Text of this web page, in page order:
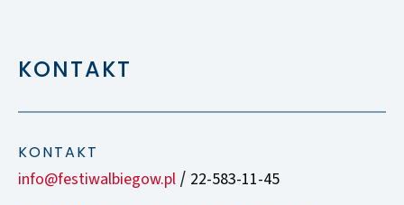
KONTAKT
KONTAKT
info@festiwalbiegow.pl / 22-583-11-45